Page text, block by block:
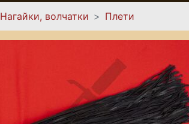
Нагайки, волчатки Плети